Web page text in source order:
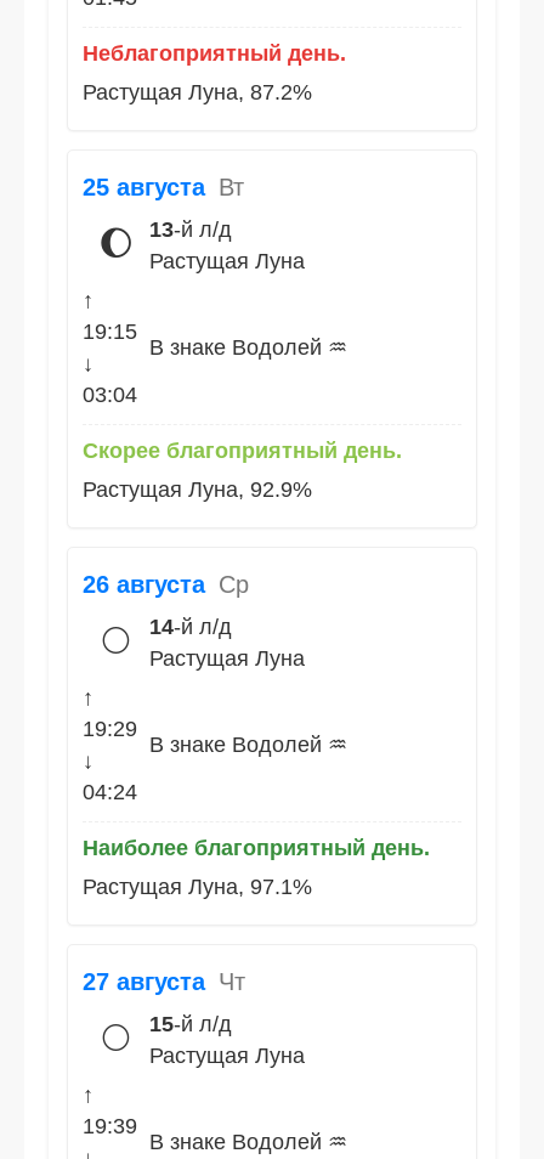
Неблагоприятный день.
Растущая Луна, 87.2%
25 августа Вт
🌔 13-й л/д
Растущая Луна
↑
19:15
↓
03:04
В знаке Водолей ♒
Скорее благоприятный день.
Растущая Луна, 92.9%
26 августа Ср
🌕 14-й л/д
Растущая Луна
↑
19:29
↓
04:24
В знаке Водолей ♒
Наиболее благоприятный день.
Растущая Луна, 97.1%
27 августа Чт
🌕 15-й л/д
Растущая Луна
↑
19:39
В знаке Водолей ♒